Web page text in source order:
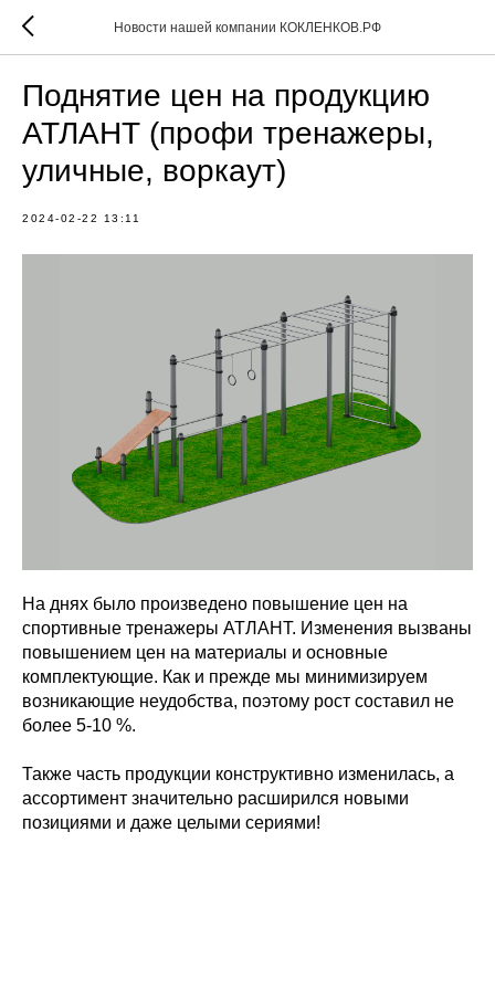
Новости нашей компании КОКЛЕНКОВ.РФ
Поднятие цен на продукцию
АТЛАНТ (профи тренажеры,
уличные, воркаут)
2024-02-22 13:11
На днях было произведено повышение цен на
спортивные тренажеры АТЛАНТ. Изменения вызваны
повышением цен на материалы и основные
комплектующие. Как и прежде мы минимизируем
возникающие неудобства, поэтому рост составил не
более 5-10 %.
Также часть продукции конструктивно изменилась, а
ассортимент значительно расширился новыми
позициями и даже целыми сериями!